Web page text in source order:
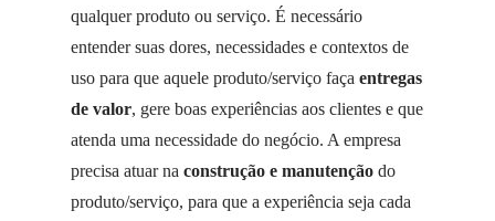
qualquer produto ou serviço. É necessário
entender suas dores, necessidades e contextos de
uso para que aquele produto/serviço faça entregas
de valor, gere boas experiências aos clientes e que
atenda uma necessidade do negócio. A empresa
precisa atuar na construção e manutenção do
produto/serviço, para que a experiência seja cada